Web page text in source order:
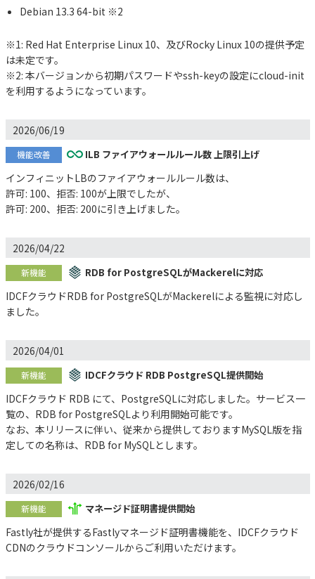
Debian 13.3 64-bit ※2
※1: Red Hat Enterprise Linux 10、及びRocky Linux 10の提供予定
は未定です。
※2: 本バージョンから初期パスワードやssh-keyの設定にcloud-init
を利用するようになっています。
2026/06/19
機能改善 ILB ファイアウォールルール数 上限引上げ
インフィニットLBのファイアウォールルール数は、
許可: 100、拒否: 100が上限でしたが、
許可: 200、拒否: 200に引き上げました。
2026/04/22
新機能 RDB for PostgreSQLがMackerelに対応
IDCFクラウドRDB for PostgreSQLがMackerelによる監視に対応し
ました。
2026/04/01
新機能 IDCFクラウド RDB PostgreSQL提供開始
IDCFクラウド RDB にて、PostgreSQLに対応しました。サービス一
覧の、RDB for PostgreSQLより利用開始可能です。
なお、本リリースに伴い、従来から提供しておりますMySQL版を指
定しての名称は、RDB for MySQLとします。
2026/02/16
新機能 マネージド証明書提供開始
Fastly社が提供するFastlyマネージド証明書機能を、IDCFクラウド
CDNのクラウドコンソールからご利用いただけます。